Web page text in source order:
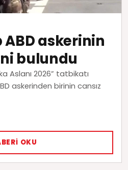
ABD askerinin
bulundu
Aslanı 2026” tatbikatı
askerinden birinin cansız
OKU